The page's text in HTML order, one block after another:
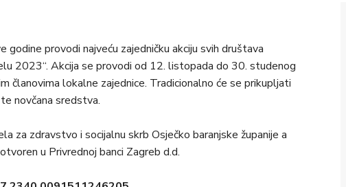
provodi najveću zajedničku akciju svih društava
2023“. Akcija se provodi od 12. listopada do 30. studenog
članovima lokalne zajednice. Tradicionalno će se prikupljati
novčana sredstva.
za zdravstvo i socijalnu skrb Osječko baranjske županije a
u Privrednoj banci Zagreb d.d.